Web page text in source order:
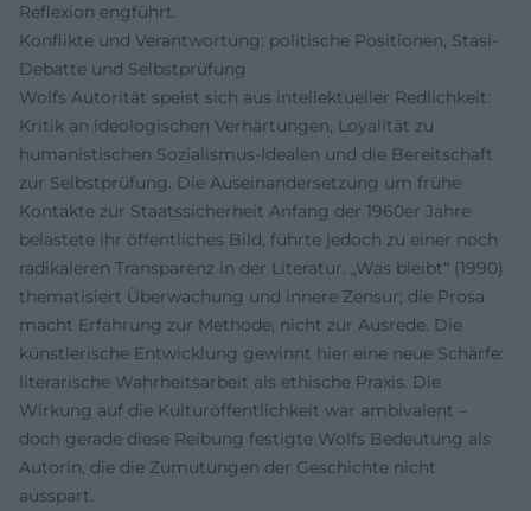
Reflexion engführt.
Konflikte und Verantwortung: politische Positionen, Stasi-
Debatte und Selbstprüfung
Wolfs Autorität speist sich aus intellektueller Redlichkeit:
Kritik an ideologischen Verhärtungen, Loyalität zu
humanistischen Sozialismus-Idealen und die Bereitschaft
zur Selbstprüfung. Die Auseinandersetzung um frühe
Kontakte zur Staatssicherheit Anfang der 1960er Jahre
belastete ihr öffentliches Bild, führte jedoch zu einer noch
radikaleren Transparenz in der Literatur. „Was bleibt“ (1990)
thematisiert Überwachung und innere Zensur; die Prosa
macht Erfahrung zur Methode, nicht zur Ausrede. Die
künstlerische Entwicklung gewinnt hier eine neue Schärfe:
literarische Wahrheitsarbeit als ethische Praxis. Die
Wirkung auf die Kulturöffentlichkeit war ambivalent –
doch gerade diese Reibung festigte Wolfs Bedeutung als
Autorin, die die Zumutungen der Geschichte nicht
ausspart.